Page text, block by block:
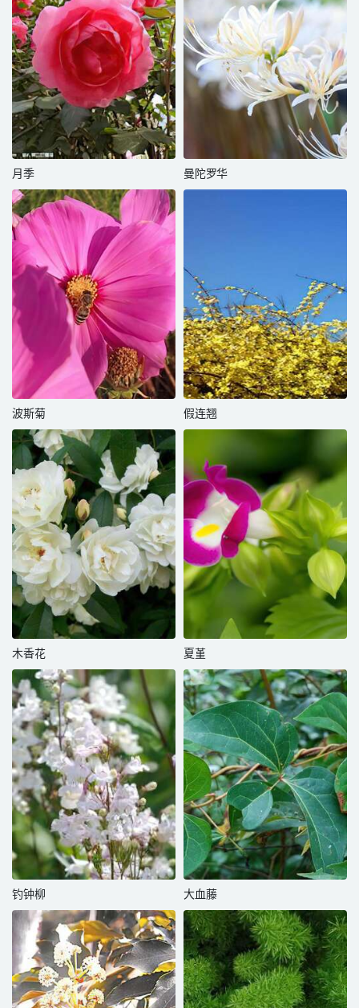
月季 曼陀罗华
波斯菊 假连翘
木香花 夏堇
钓钟柳 大血藤